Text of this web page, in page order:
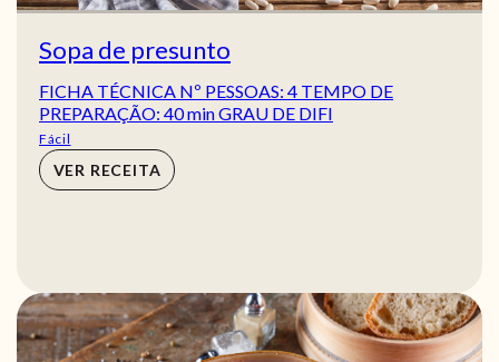
Sopa de presunto
FICHA TÉCNICA Nº PESSOAS: 4 TEMPO DE
PREPARAÇÃO: 40 min GRAU DE DIFI
Fácil
VER RECEITA